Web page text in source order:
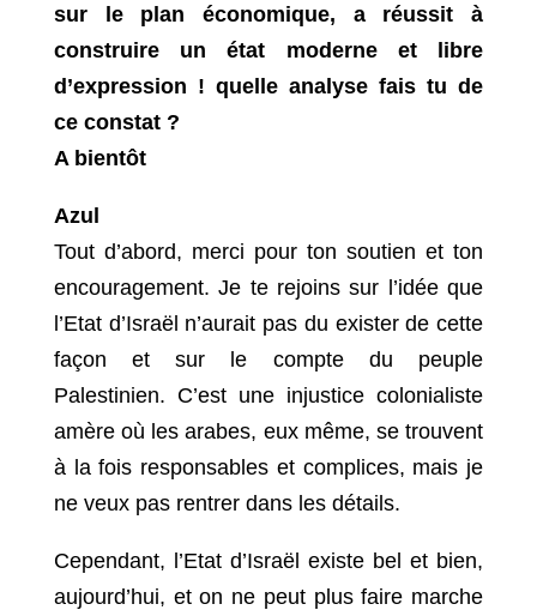
sur le plan économique, a réussit à
construire un état moderne et libre
d’expression ! quelle analyse fais tu de
ce constat ?
A bientôt
Azul
Tout d’abord, merci pour ton soutien et ton
encouragement. Je te rejoins sur l’idée que
l’Etat d’Israël n’aurait pas du exister de cette
façon et sur le compte du peuple
Palestinien. C’est une injustice colonialiste
amère où les arabes, eux même, se trouvent
à la fois responsables et complices, mais je
ne veux pas rentrer dans les détails.
Cependant, l’Etat d’Israël existe bel et bien,
aujourd’hui, et on ne peut plus faire marche